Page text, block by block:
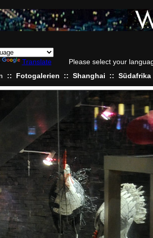
Translate
Please select your
:: Fotogalerien :: Shanghai :: Südafrika